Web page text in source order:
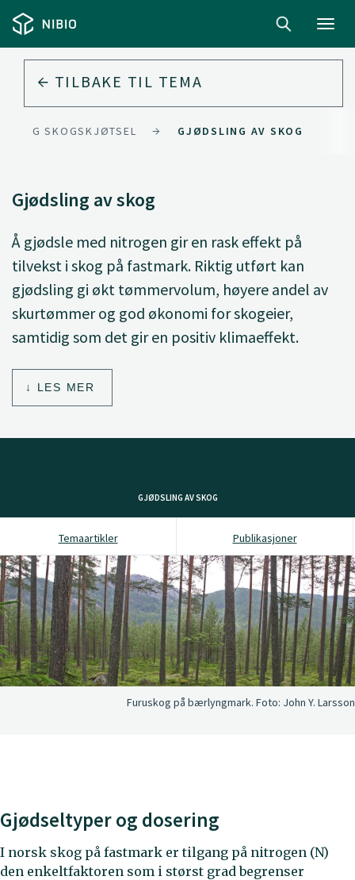
TILBAKE TIL TEMA
OG SKOGSKJØTSEL GJØDSLING AV SKOG
Gjødsling av skog
Å gjødsle med nitrogen gir en rask effekt på
tilvekst i skog på fastmark. Riktig utført kan
gjødsling gi økt tømmervolum, høyere andel av
skurtømmer og god økonomi for skogeier,
samtidig som det gir en positiv klimaeffekt.
LES MER
GJØDSLING AV SKOG
Temaartikler Publikasjoner
Furuskog på bærlyngmark. Foto: John Y. Larsson
Gjødseltyper og dosering
I norsk skog på fastmark er tilgang på nitrogen (N)
den enkeltfaktoren som i størst grad begrenser